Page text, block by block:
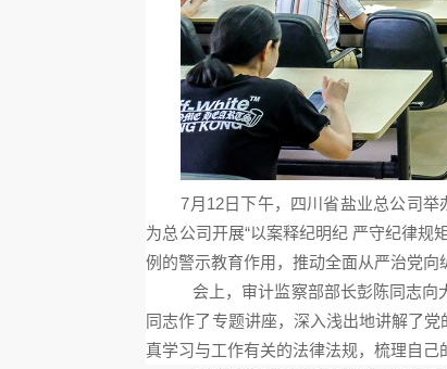
7月12日下午，四川省盐业总公司举
为总公司开展“以案释纪明纪 严守纪律规
例的警示教育作用，推动全面从严治党向
会上，审计监察部部长彭陈同志
同志作了专题讲座，深入浅出地讲解了
真学习与工作有关的法律法规，梳理自己